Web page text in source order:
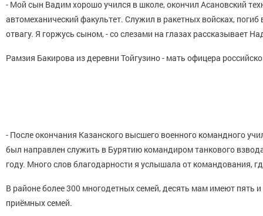
- Мой сын Вадим хорошо учился в школе, окончил Асановский
автомеханический факультет. Служил в ракетных войсках, погиб
отвагу. Я горжусь сыном, - со слезами на глазах рассказывает
Рамзия Бакирова из деревни Тойгузино - мать офицера
- После окончания Казанского высшего военного командного
был направлен служить в Бурятию командиром танкового
году. Много слов благодарности я услышала от командования,
В районе более 300 многодетных семей, десять мам имеют пять и
приёмных семей.